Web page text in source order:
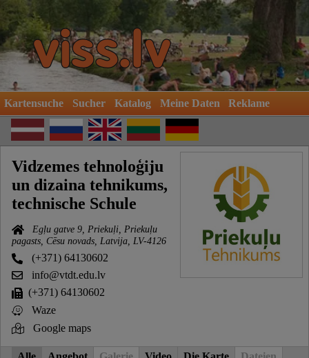
Kartensuche Sucher Katalog Meine Daten Reklame
Vidzemes tehnoloģiju
un dizaina tehnikums,
technische Schule
Egļu gatve 9, Priekuļi, Priekuļu
pagasts, Cēsu novads, Latvija, LV-4126
(+371) 64130602
info@vtdt.edu.lv
(+371) 64130602
Waze
Google maps